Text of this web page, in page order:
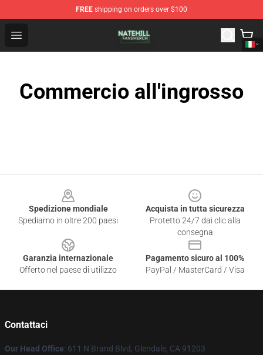
FREE shipping on orders over $100
Open menu
Nate Hill Shop - Official Nate Hill Merchandise Store
Commercio all'ingrosso
Spedizione mondiale
Spediamo in oltre 200 paesi
Acquista in tutta sicurezza
Protetto 24/7 dai clic alla
consegna
Garanzia internazionale
Offerto nel paese di utilizzo
Pagamento sicuro al 100%
PayPal / MasterCard / Visa
Contattaci
Our Head Office: 611 N Brand Blvd, Glendale, CA 91203